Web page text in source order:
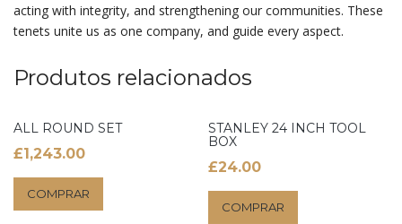
acting with integrity, and strengthening our communities. These
tenets unite us as one company, and guide every aspect.
Produtos relacionados
ALL ROUND SET
£1,243.00
COMPRAR
STANLEY 24 INCH TOOL
BOX
£24.00
COMPRAR